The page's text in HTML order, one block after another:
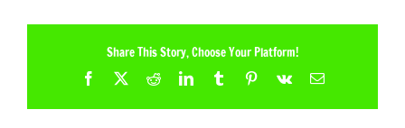
Share This Story, Choose Your Platform!
Facebook
X RedditLinkedInTumblrPinterest
Vk Email